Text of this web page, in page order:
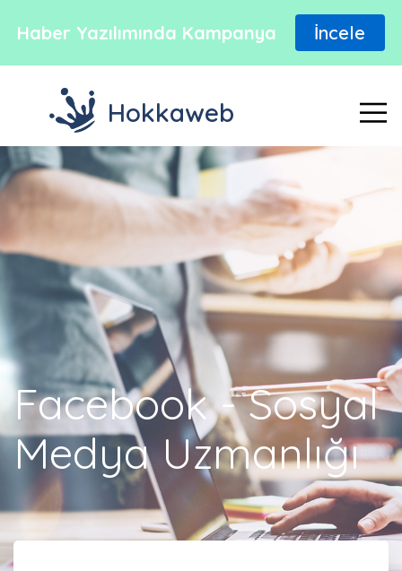
Haber Yazılımında Kampanya İncele
Hokkaweb
Facebook - Sosyal
Medya Uzmanlığı